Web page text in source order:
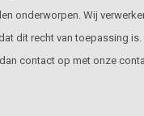
onderworpen. Wij
dit recht van toepassing is.
contact op met onze